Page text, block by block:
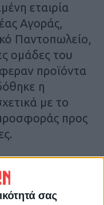
σας
εταιρία
Αγοράς,
Παντοπωλείο,
ομάδες του
προϊόντα
η
με το
προς
Μπαζή,
Κοινωνικής